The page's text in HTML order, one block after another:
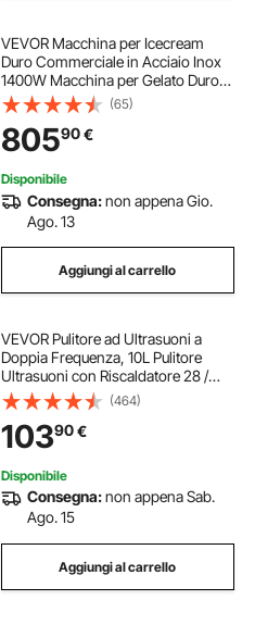
VEVOR Macchina per Icecream
Duro Commerciale in Acciaio Inox
1400W Macchina per Gelato Duro
Uso Commerciale 16-20 L/H,
Macchina per Icecream Velocità
3000 giri/min ca. da Ristorante
Hotel Albergo
(65)
80590€
Disponibile
Consegna:non appena Gio.
Ago. 13
Aggiungi al carrello
VEVOR Pulitore ad Ultrasuoni a
Doppia Frequenza, 10L Pulitore
Ultrasuoni con Riscaldatore 28 /
40KHz, Macchina per la Pulizia in
Acciaio Inossidabile, per Parti di
Gioielli, Occhiali, Denture ecc.
(464)
10390€
Disponibile
Consegna:non appena Sab.
Ago. 15
Aggiungi al carrello